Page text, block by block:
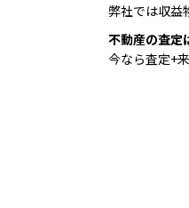
弊社では収益
不動産の査定
今なら査定+